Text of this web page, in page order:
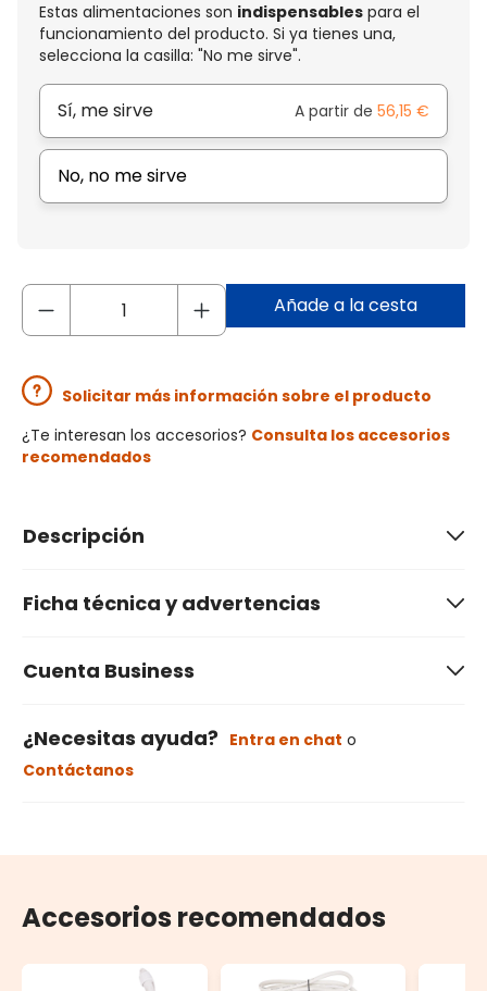
Estas alimentaciones son indispensables para el
funcionamiento del producto. Si ya tienes una,
selecciona la casilla: "No me sirve".
Sí, me sirve A partir de 56,15 €
No, no me sirve
Añade a la cesta
Solicitar más información sobre el producto
¿Te interesan los accesorios? Consulta los accesorios
recomendados
Descripción
Ficha técnica y advertencias
Cuenta Business
¿Necesitas ayuda? Entra en chat o
Contáctanos
Accesorios recomendados